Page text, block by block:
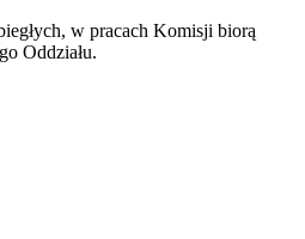
w pracach Komisji biorą
Oddziału.